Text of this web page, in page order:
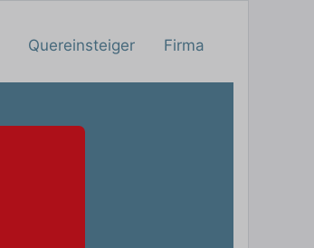
Quereinsteiger Firma